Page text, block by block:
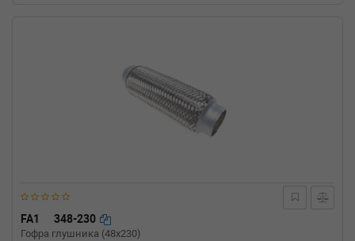
FA1 348-230
Гофра глушника (48x230)